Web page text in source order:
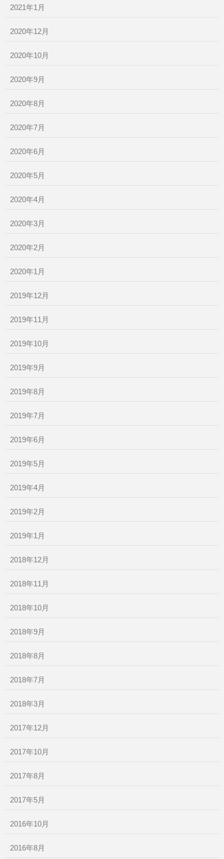
2021年1月
2020年12月
2020年10月
2020年9月
2020年8月
2020年7月
2020年6月
2020年5月
2020年4月
2020年3月
2020年2月
2020年1月
2019年12月
2019年11月
2019年10月
2019年9月
2019年8月
2019年7月
2019年6月
2019年5月
2019年4月
2019年2月
2019年1月
2018年12月
2018年11月
2018年10月
2018年9月
2018年8月
2018年7月
2018年3月
2017年12月
2017年10月
2017年8月
2017年5月
2016年10月
2016年8月